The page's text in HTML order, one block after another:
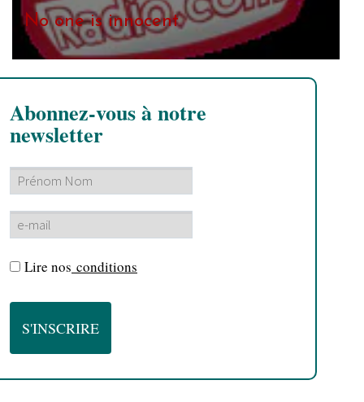
No one is innocent
Abonnez-vous à notre
newsletter
Lire nos conditions